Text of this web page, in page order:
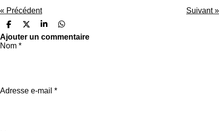
« Précédent Suivant»
P
a
r
t
P
a
P
a
P
a
Ajouter un commentaire
Nom *
Adresse e-mail *